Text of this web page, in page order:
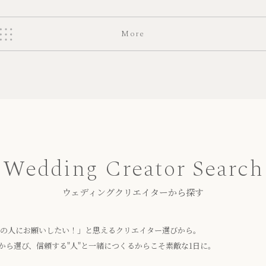
More
Wedding Creator Search
ウェディングクリエイターから探す
の人にお願いしたい！」と思えるクリエイター選びから。
ら選び、信頼する"人"と一緒につくるからこそ素敵な1日に。